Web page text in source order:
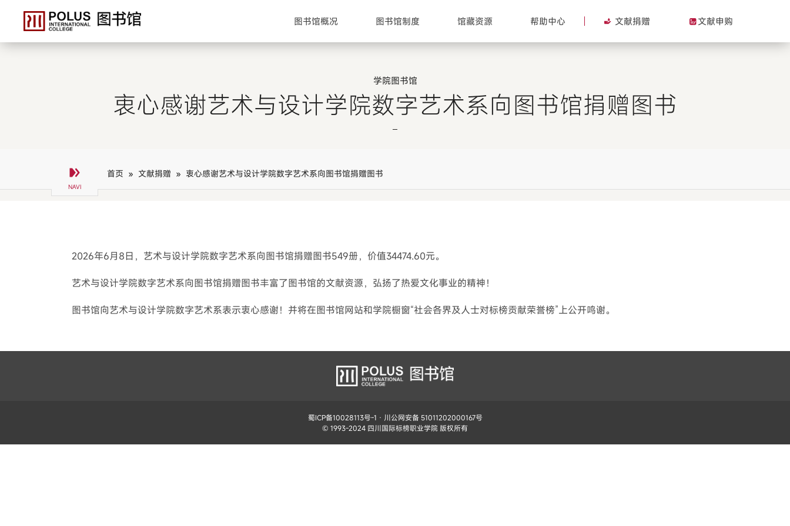
图书馆概况 图书馆制度 馆藏资源 帮助中心 文献捐赠 文献申购
学院图书馆
衷心感谢艺术与设计学院数字艺术系向图书馆捐赠图书
首页 » 文献捐赠 » 衷心感谢艺术与设计学院数字艺术系向图书馆捐赠图书
2026年6月8日，艺术与设计学院数字艺术系向图书馆捐赠图书549册，价值34474.60元。
艺术与设计学院数字艺术系向图书馆捐赠图书丰富了图书馆的文献资源，弘扬了热爱文化事业的精神！
图书馆向艺术与设计学院数字艺术系表示衷心感谢！并将在图书馆网站和学院橱窗“社会各界及人士对标榜贡献荣誉榜”上公开鸣谢。
蜀ICP备10028113号-1 · 川公网安备 51011202000167号
© 1993-2024 四川国际标榜职业学院 版权所有